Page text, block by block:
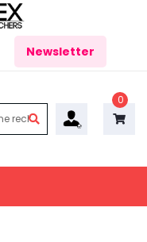
Newsletter
0